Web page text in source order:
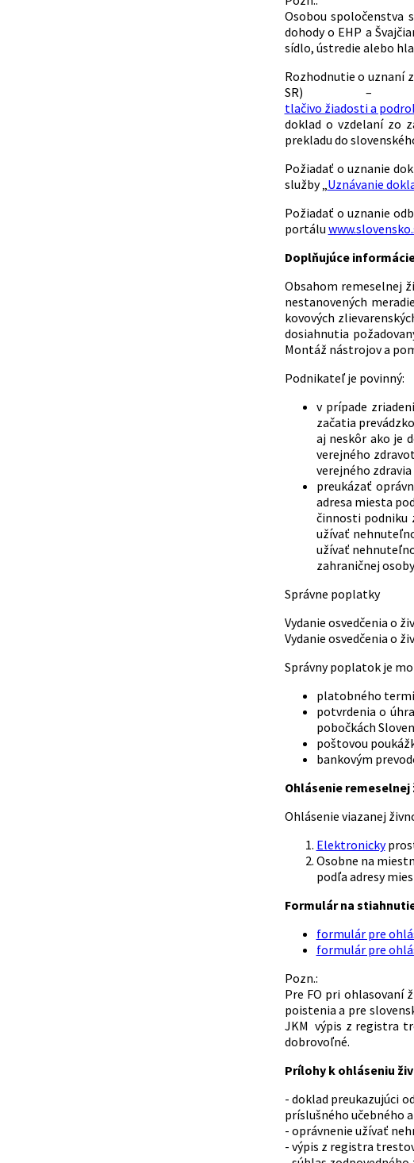
Osobou spoločenstva
dohody o EHP a
sídlo, ústredie alebo
Rozhodnutie o uznaní
SR) –
tlačivo žiadosti a
doklad o vzdelaní zo
prekladu do
Požiadať o uznanie
služby „Uznávanie
Požiadať o uznanie
portálu
Doplňujúce
Obsahom remeselnej
nestanovených
kovových
dosiahnutia
Montáž nástrojov a
Podnikateľ je povinný:
v prípade
začatia
aj neskôr ako je
verejného
verejného
preukázať
adresa miesta
činnosti podniku
užívať
užívať
zahraničnej
Správne poplatky
Vydanie osvedčenia o
Vydanie osvedčenia o
Správny poplatok je
platobného
potvrdenia o
pobočkách
poštovou
bankovým
Ohlásenie
Ohlásenie viazanej
Elektronicky
Osobne na
podľa adresy
Formulár na
formulár pre
formulár pre
Pozn.:
Pre FO pri ohlasovaní
poistenia a pre
JKM výpis z registra
dobrovoľné.
Prílohy k ohláseniu
- doklad preukazujúci
príslušného učebného
- oprávnenie užívať
- výpis z registra